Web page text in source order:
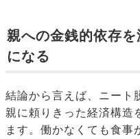
親への金銭的依存
になる
結論から言えば、ニート
親に頼りきった経済構造
ます。働かなくても食事